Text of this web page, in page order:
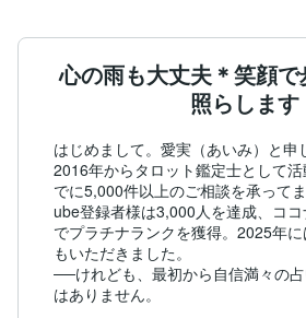
心の雨も大丈夫＊笑顔
照らします
はじめまして。愛実（あいみ）と申
2016年からタロット鑑定士として
でに5,000件以上のご相談を承って
ube登録者様は3,000人を達成、コ
でプラチナランクを獲得。2025年
もいただきました。
──けれども、最初から自信満々の
はありません。